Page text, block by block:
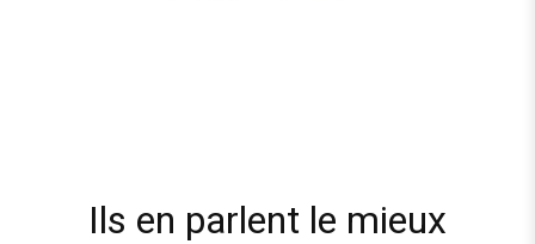
Ils en parlent le mieux